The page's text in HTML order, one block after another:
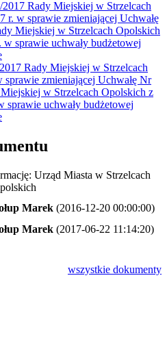
Rady Miejskiej w Strzelcach
r. w sprawie zmieniającej Uchwałę
Miejskiej w Strzelcach Opolskich
sprawie uchwały budżetowej
Rady Miejskiej w Strzelcach
zmieniającej Uchwałę Nr
w Strzelcach Opolskich z
sprawie uchwały budżetowej
Urząd Miasta w Strzelcach
Marek (2016-12-20 00:00:00)
Marek (2017-06-22 11:14:20)
wszystkie dokumenty